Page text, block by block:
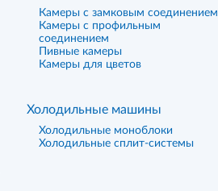
Камеры с замковым соединением
Камеры с профильным
соединением
Пивные камеры
Камеры для цветов
Холодильные машины
Холодильные моноблоки
Холодильные сплит-системы